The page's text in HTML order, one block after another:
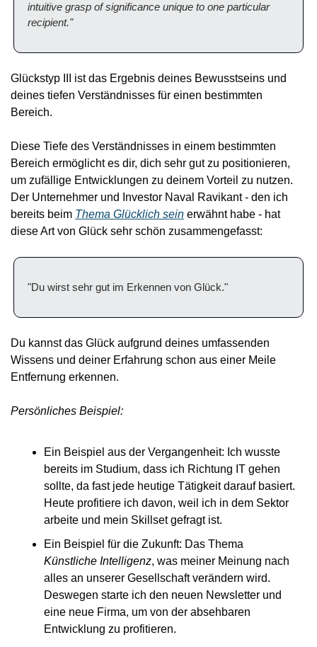
intuitive grasp of significance unique to one particular
recipient."
Glückstyp III ist das Ergebnis deines Bewusstseins und
deines tiefen Verständnisses für einen bestimmten
Bereich.
Diese Tiefe des Verständnisses in einem bestimmten
Bereich ermöglicht es dir, dich sehr gut zu positionieren,
um zufällige Entwicklungen zu deinem Vorteil zu nutzen.
Der Unternehmer und Investor Naval Ravikant - den ich
bereits beim Thema Glücklich sein erwähnt habe - hat
diese Art von Glück sehr schön zusammengefasst:
"Du wirst sehr gut im Erkennen von Glück."
Du kannst das Glück aufgrund deines umfassenden
Wissens und deiner Erfahrung schon aus einer Meile
Entfernung erkennen.
Persönliches Beispiel:
Ein Beispiel aus der Vergangenheit: Ich wusste
bereits im Studium, dass ich Richtung IT gehen
sollte, da fast jede heutige Tätigkeit darauf basiert.
Heute profitiere ich davon, weil ich in dem Sektor
arbeite und mein Skillset gefragt ist.
Künstliche Intelligenz, was meiner Meinung nach
alles an unserer Gesellschaft verändern wird.
Deswegen starte ich den neuen Newsletter und
eine neue Firma, um von der absehbaren
Entwicklung zu profitieren.